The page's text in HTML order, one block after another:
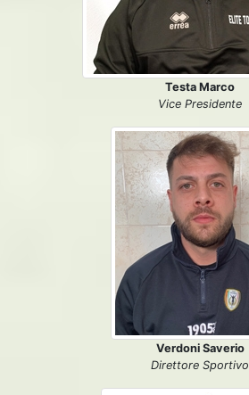
Testa Marco
Vice Presidente
Verdoni Saverio
Direttore Sportivo